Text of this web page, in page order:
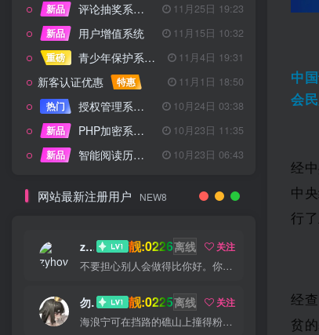
新品
评论抽奖系统 – 完整功能详解
11月25日 19:23
新品
用户增值系统
11月15日 10:32
重磅
青少年保护系统 专为子比主题开发 11月4日 19:31
新客认证优惠 特惠
11月1日 18:50
热门
授权管理系统子比主题专版
10月24日 03:38
新品
PHP加密系统专业版
10月23日 11:35
新品
智能阅读历史系统 10月23日 06:43
网站最新注册用户 NEW8
zyhove 靓:0226离线
关注
不要担心别人会做得比你好。你只需要每天都做得比前一天好就可以了
勿听 靓:0225离线
关注
海浪宁可在挡路的礁山上撞得粉碎，也不肯后退一步
中
会
经
中
行
经
贫